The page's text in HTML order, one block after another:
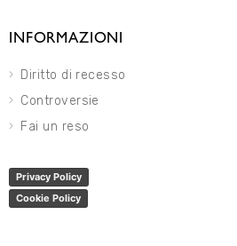
INFORMAZIONI
Diritto di recesso
Controversie
Fai un reso
Privacy Policy
Cookie Policy